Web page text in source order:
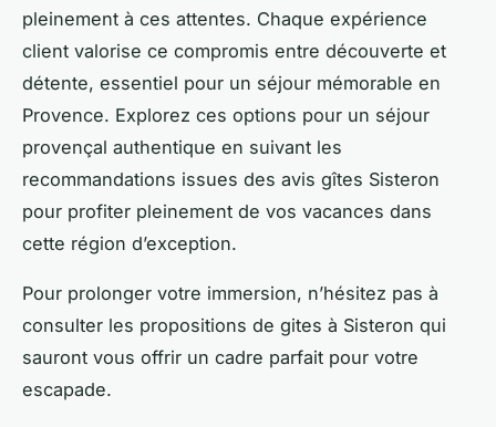
pleinement à ces attentes. Chaque expérience
client valorise ce compromis entre découverte et
détente, essentiel pour un séjour mémorable en
Provence. Explorez ces options pour un séjour
provençal authentique en suivant les
recommandations issues des avis gîtes Sisteron
pour profiter pleinement de vos vacances dans
cette région d’exception.
Pour prolonger votre immersion, n’hésitez pas à
consulter les propositions de gites à Sisteron qui
sauront vous offrir un cadre parfait pour votre
escapade.